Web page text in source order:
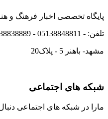
پایگاه تخصصی اخبار فرهنگ و
تلفن: - 05138848811 - 05138838889
مشهد- باهنر 5 - پلاک20
شبکه های اجتماعی
مارا در شبکه های اجتماعی